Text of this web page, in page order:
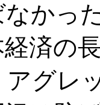
かっ
済の
グレ